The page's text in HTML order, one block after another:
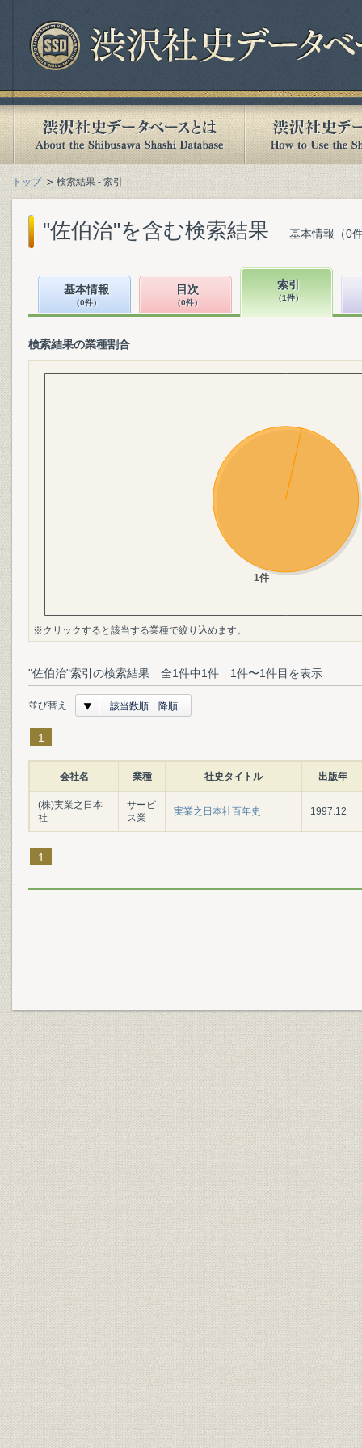
トップ 検索結果 - 索引
"佐伯治"を含む検索結果 基本情報（0
基本情報
（0件）
目次
（0件）
索引
（1件）
検索結果の業種割合
※クリックすると該当する業種で絞り込めます。
"佐伯治"索引の検索結果 全1件中1件 1件〜1件目を表示
並び替え 該当数順 降順
1
会社名 業種 社史タイトル 出版年
(株)実業之日本
社
サービ
ス業
実業之日本社百年史 1997.12
1